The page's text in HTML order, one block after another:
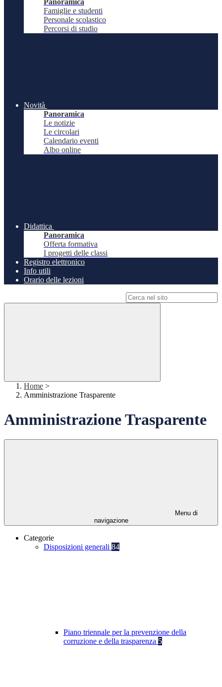
Panoramica
Famiglie e studenti
Personale scolastico
Percorsi di studio
Novità
Panoramica
Le notizie
Le circolari
Calendario eventi
Albo online
Didattica
Panoramica
Offerta formativa
I progetti delle classi
Registro elettronico
Info utili
Orario delle lezioni
Home >
Amministrazione Trasparente
Amministrazione Trasparente
Menu di
navigazione
Categorie
Disposizioni generali 84
Piano triennale per la prevenzione della
corruzione e della trasparenza 5